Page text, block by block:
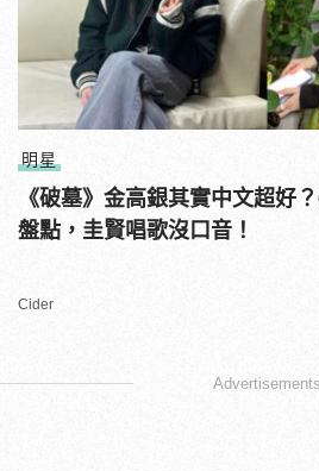
明星
《破墓》金高銀其實中文超好
盤點，圭賢唱歌沒口音！
Cider
Advertisements